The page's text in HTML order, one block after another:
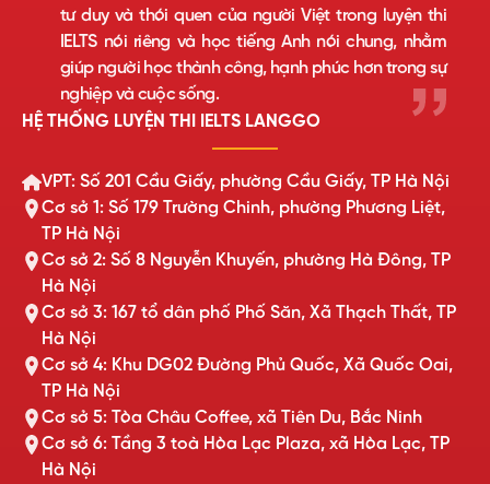
tư duy và thói quen của người Việt trong luyện thi
IELTS nói riêng và học tiếng Anh nói chung, nhằm
giúp người học thành công, hạnh phúc hơn trong sự
nghiệp và cuộc sống.
HỆ THỐNG LUYỆN THI IELTS LANGGO
VPT: Số 201 Cầu Giấy, phường Cầu Giấy, TP Hà Nội
Cơ sở 1: Số 179 Trường Chinh, phường Phương Liệt,
TP Hà Nội
Cơ sở 2: Số 8 Nguyễn Khuyến, phường Hà Đông, TP
Hà Nội
Cơ sở 3: 167 tổ dân phố Phố Săn, Xã Thạch Thất, TP
Hà Nội
Cơ sở 4: Khu DG02 Đường Phủ Quốc, Xã Quốc Oai,
TP Hà Nội
Cơ sở 5: Tòa Châu Coffee, xã Tiên Du, Bắc Ninh
Cơ sở 6: Tầng 3 toà Hòa Lạc Plaza, xã Hòa Lạc, TP
Hà Nội